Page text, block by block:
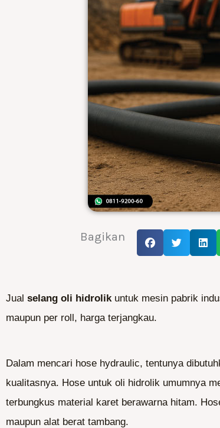
Bagikan
Jual selang oli hidrolikuntuk mesin pabrik
maupun per roll, harga terjangkau.
Dalam mencari hose hydraulic, tentunya
kualitasnya. Hose untuk oli hidrolik umumnya
terbungkus material karet berawarna hitam.
maupun alat berat tambang.